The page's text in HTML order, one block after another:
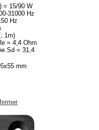
= 15/90 W
31000 Hz
Hz
1m)
= 4,4 Ohm
Sd = 31,4
mm
fermer